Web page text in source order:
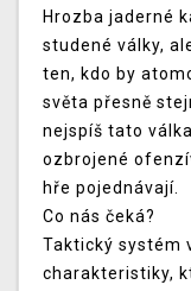
Hrozba jaderné
studené války,
ten, kdo by
světa přesně
nejspíš tato
ozbrojené
hře pojednávají.
Co nás čeká?
Taktický systém
charakteristiky,